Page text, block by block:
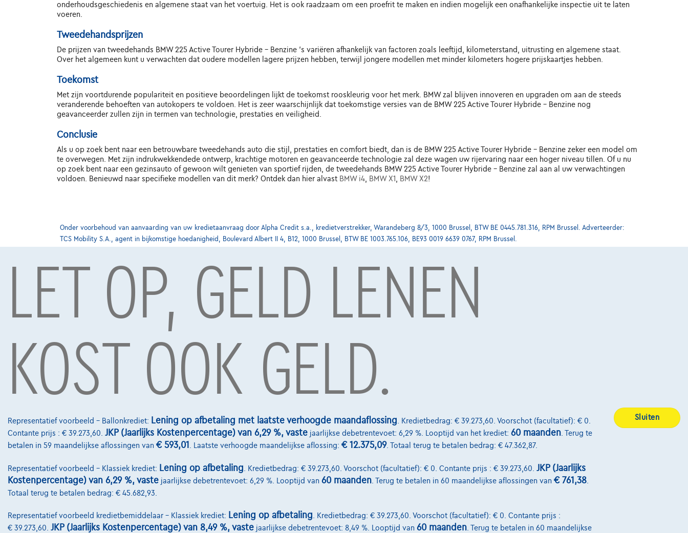
onderhoudsgeschiedenis en algemene staat van het voertuig. Het is ook raadzaam om een proefrit te maken en indien mogelijk een onafhankelijke inspectie uit te laten
voeren.
Tweedehandsprijzen
De prijzen van tweedehands BMW 225 Active Tourer Hybride - Benzine 's variëren afhankelijk van factoren zoals leeftijd, kilometerstand, uitrusting en algemene staat.
Over het algemeen kunt u verwachten dat oudere modellen lagere prijzen hebben, terwijl jongere modellen met minder kilometers hogere prijskaartjes hebben.
Toekomst
Met zijn voortdurende populariteit en positieve beoordelingen lijkt de toekomst rooskleurig voor het merk. BMW zal blijven innoveren en upgraden om aan de steeds
veranderende behoeften van autokopers te voldoen. Het is zeer waarschijnlijk dat toekomstige versies van de BMW 225 Active Tourer Hybride - Benzine nog
geavanceerder zullen zijn in termen van technologie, prestaties en veiligheid.
Conclusie
Als u op zoek bent naar een betrouwbare tweedehands auto die stijl, prestaties en comfort biedt, dan is de BMW 225 Active Tourer Hybride - Benzine zeker een model om
te overwegen. Met zijn indrukwekkendede ontwerp, krachtige motoren en geavanceerde technologie zal deze wagen uw rijervaring naar een hoger niveau tillen. Of u nu
op zoek bent naar een gezinsauto of gewoon wilt genieten van sportief rijden, de tweedehands BMW 225 Active Tourer Hybride - Benzine zal aan al uw verwachtingen
voldoen. Benieuwd naar specifieke modellen van dit merk? Ontdek dan hier alvast BMW i4, BMW X1 BMW X2!
Onder voorbehoud van aanvaarding van uw kredietaanvraag door Alpha Credit s.a., kredietverstrekker, Warandeberg 8/3, 1000 Brussel, BTW BE 0445.781.316, RPM Brussel. Adverteerder:
TCS Mobility S.A., agent in bijkomstige hoedanigheid, Boulevard Albert II 4, B12, 1000 Brussel, BTW BE 1003.765.106, BE93 0019 6639 0767, RPM Brussel.
Meest populaire wagens Ontdek het volledige aanbod BMW 225 Active Tourer
|
€29.495
maandaflossing van
€9.293,86
|
€16.795
Volledige cijfervoorbeeld
| 11/2022
€22.900
Volledige cijfervoorbeeld
LET OP, GELD LENEN
KOST OOK GELD.
Representatief voorbeeld – Ballonkrediet: Lening op afbetaling met laatste verhoogde maandaflossing . Kredietbedrag: € 39.273,60. Voorschot (facultatief): € 0.
Contante prijs : € 39.273,60. JKP (Jaarlijks Kostenpercentage) van 6,29 %, vaste jaarlijkse debetrentevoet: 6,29 %. Looptijd van het krediet: 60 maanden . Terug te
betalen in 59 maandelijkse aflossingen van € 593,01 . Laatste verhoogde maandelijkse aflossing: € 12.375,09. Totaal terug te betalen bedrag: € 47.362,87.
Representatief voorbeeld – Klassiek krediet: Lening op afbetaling . Kredietbedrag: € 39.273,60. Voorschot (facultatief): € 0. Contante prijs : € 39.273,60. JKP (Jaarlijks
Kostenpercentage) van 6,29 %, vaste jaarlijkse debetrentevoet: 6,29 %. Looptijd van 60 maanden . Terug te betalen in 60 maandelijkse aflossingen van € 761,38
Totaal terug te betalen bedrag: € 45.682,93.
Representatief voorbeeld kredietbemiddelaar – Klassiek krediet: Lening op afbetaling. Kredietbedrag: € 39.273,60. Voorschot (facultatief): € 0. Contante prijs :
€ 39.273,60. JKP (Jaarlijks Kostenpercentage) van 8,49 %, vaste jaarlijkse debetrentevoet: 8,49 %. Looptijd van 60 maanden. Terug te betalen in 60 maandelijkse
Sluiten
Contact Diensten & Oplossingen Over Ons